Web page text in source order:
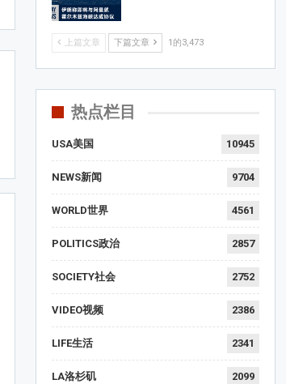
AMTV
上篇文章 下篇文章 1的3,473
热点栏目
USA美国 10945
NEWS新闻 9704
WORLD世界 4561
POLITICS政治 2857
SOCIETY社会 2752
VIDEO视频 2386
LIFE生活 2341
LA洛杉矶 2099